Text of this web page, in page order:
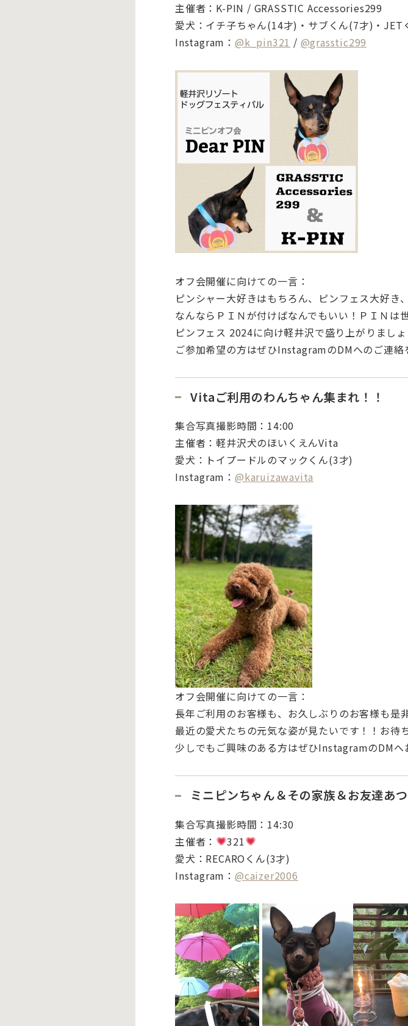
主催者： K-PIN / GRASSTIC Accessories299
愛犬： イチ子ちゃん(14才)・サブくん(7才)・ JET
Instagram： @k_pin321 / @grasstic299
オフ会開催に向けての一言：
ピンシャー大好きはもちろん、ピンフェス大好
なんならＰＩＮが付けばなんでもいい！ ＰＩＮは
ピンフェス 2024に向け軽井沢で盛り上がりまし
ご参加希望の方はぜひInstagramのDMへのご連絡
Vitaご利用のわんちゃん集まれ！！
集合写真撮影時間： 14:00
主催者： 軽井沢犬のほいくえんVita
愛犬： トイプードルのマックくん(3才)
Instagram： @karuizawavita
オフ会開催に向けての一言：
長年ご利用のお客様も、お久しぶりのお客様も是
最近の愛犬たちの元気な姿が見たいです！！お待
少しでもご興味のある方はぜひInstagramのDMへ
ミニピンちゃん＆その家族＆お友達あ
集合写真撮影時間： 14:30
主催者：
321
愛犬： RECAROくん(3才)
Instagram： @caizer2006